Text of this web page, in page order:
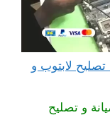
مهندس كمبيوتر النويصيب 65511033 تصليح لابتوب و
و تصليح